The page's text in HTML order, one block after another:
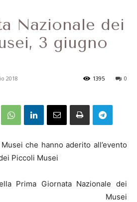
Nazionale dei
3 giugno
2018 0
1395
che hanno aderito all’evento
Piccoli Musei
Prima Giornata Nazionale dei
Musei